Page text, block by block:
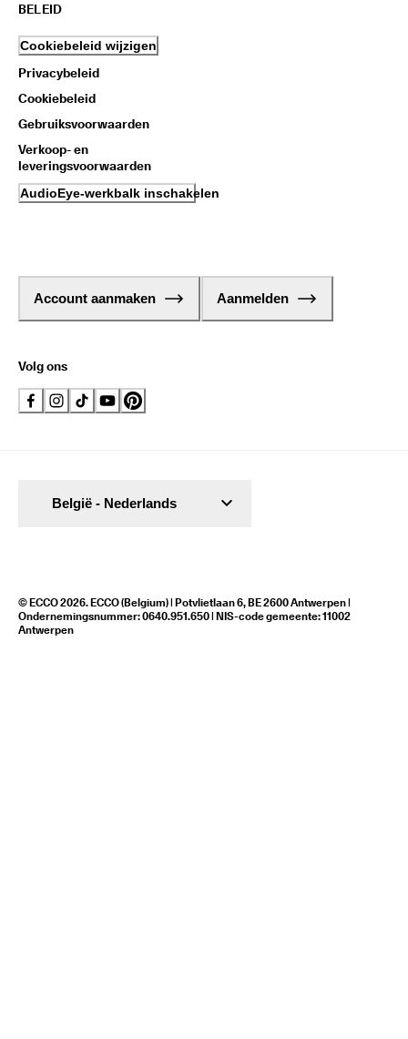
BELEID
Cookiebeleid wijzigen
Privacybeleid
Cookiebeleid
Gebruiksvoorwaarden
Verkoop- en
leveringsvoorwaarden
AudioEye-werkbalk inschakelen
Account aanmaken Aanmelden
Volg ons
© ECCO 2026. ECCO (Belgium) | Potvlietlaan 6, BE 2600 Antwerpen |
Ondernemingsnummer: 0640.951.650 | NIS-code gemeente: 11002
Antwerpen
België - Nederlands